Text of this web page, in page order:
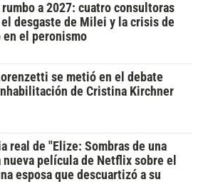
rumbo a 2027: cuatro consultoras
desgaste de Milei y la crisis de
en el peronismo
se metió en el debate
de Cristina Kirchner
real de "Elize: Sombras de una
nueva película de Netflix sobre el
esposa que descuartizó a su